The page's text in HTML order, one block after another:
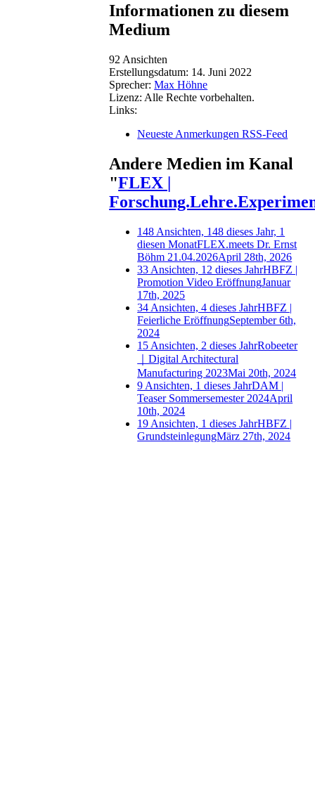
Informationen zu diesem
Medium
92 Ansichten
Erstellungsdatum: 14. Juni 2022
Sprecher: Max Höhne
Lizenz: Alle Rechte vorbehalten.
Links:
Neueste Anmerkungen RSS-Feed
Andere Medien im Kanal
"FLEX |
148 Ansichten, 148 dieses Jahr, 1
diesen MonatFLEX.meets Dr. Ernst
Böhm 21.04.2026April 28th, 2026
33 Ansichten, 12 dieses JahrHBFZ |
Promotion Video EröffnungJanuar
17th, 2025
34 Ansichten, 4 dieses JahrHBFZ |
Feierliche EröffnungSeptember 6th,
2024
15 Ansichten, 2 dieses JahrRobeeter
｜Digital Architectural
Manufacturing 2023Mai 20th, 2024
9 Ansichten, 1 dieses JahrDAM |
Teaser Sommersemester 2024April
10th, 2024
19 Ansichten, 1 dieses JahrHBFZ |
GrundsteinlegungMärz 27th, 2024